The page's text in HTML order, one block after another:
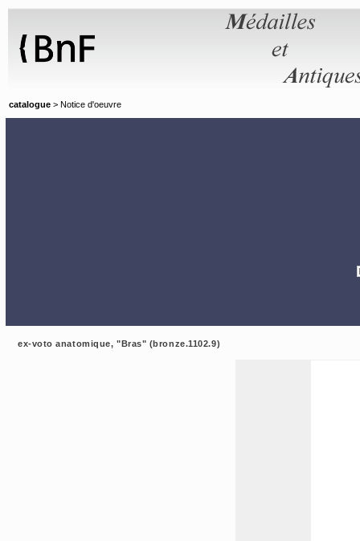
catalogue > Notice d'oeuvre
ex-voto anatomique, "Bras" (bronze.1102.9)